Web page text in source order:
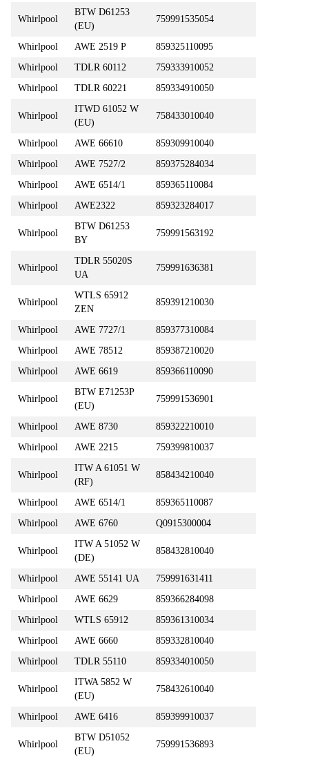
Whirlpool
BTW D61253
(EU)
759991535054
Whirlpool AWE 2519 P
859325110095
Whirlpool
TDLR 60112
759333910052
Whirlpool
TDLR 60221 859334910050
Whirlpool
ITWD 61052 W
(EU)
758433010040
Whirlpool AWE 66610
859309910040
Whirlpool
AWE 7527/2
859375284034
Whirlpool
AWE 6514/1
859365110084
Whirlpool
AWE2322 859323284017
Whirlpool
BTW D61253
BY
759991563192
Whirlpool
TDLR 55020S
UA
759991636381
Whirlpool
WTLS 65912
ZEN
859391210030
Whirlpool AWE 7727/1
859377310084
Whirlpool
AWE 78512
859387210020
Whirlpool
AWE 6619 859366110090
Whirlpool
BTW E71253P
(EU)
759991536901
Whirlpool AWE 8730
859322210010
Whirlpool
AWE 2215 759399810037
Whirlpool
ITW A 61051 W
(RF)
858434210040
Whirlpool AWE 6514/1
859365110087
Whirlpool
AWE 6760 Q0915300004
Whirlpool
ITW A 51052 W
(DE)
858432810040
Whirlpool AWE 55141 UA
759991631411
Whirlpool
AWE 6629
859366284098
Whirlpool
WTLS 65912
859361310034
Whirlpool
AWE 6660
859332810040
Whirlpool
TDLR 55110 859334010050
Whirlpool
ITWA 5852 W
(EU)
758432610040
Whirlpool AWE 6416 859399910037
Whirlpool
BTW D51052
(EU)
759991536893